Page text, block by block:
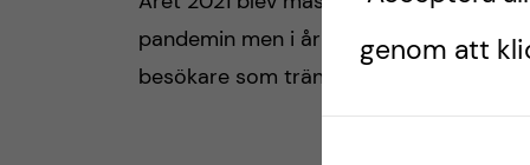
pandemin men i år kom fler än 20 000
besökare som trängdes bland montrar
genom att